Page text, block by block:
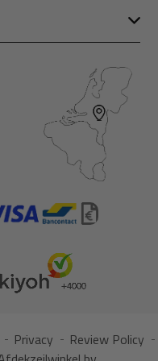
Privacy
Review Policy